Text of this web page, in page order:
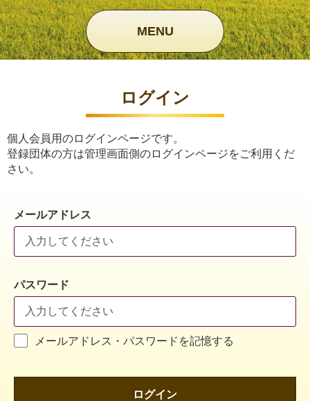
MENU
ログイン
個人会員用のログインページです。
登録団体の方は管理画面側のログインページをご利用くだ
さい。
メールアドレス
パスワード
メールアドレス・パスワードを記憶する
ログイン